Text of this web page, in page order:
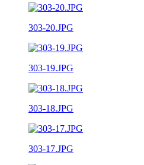
303-20.JPG
303-19.JPG
303-18.JPG
303-17.JPG